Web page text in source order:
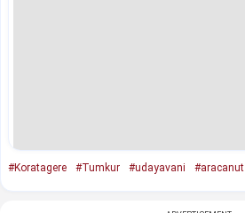
#Koratagere #Tumkur #udayavani #aracanut